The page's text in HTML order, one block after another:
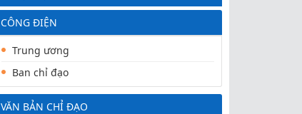
CÔNG ĐIỆN
Trung ương
Ban chỉ đạo
VĂN BẢN CHỈ ĐẠO